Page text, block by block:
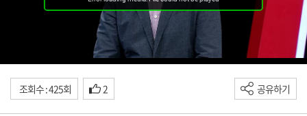
조회수 : 425회 2 공유하기